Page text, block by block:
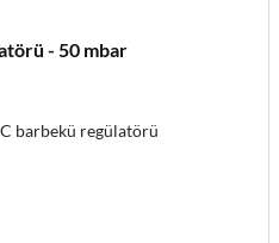
- 50 mbar
barbekü regülatörü